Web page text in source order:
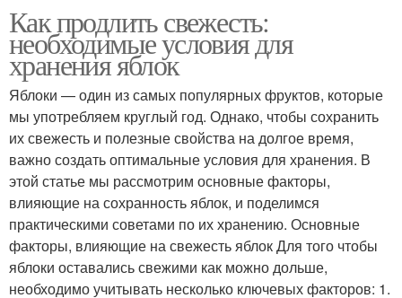
Как продлить свежесть:
необходимые условия для
хранения яблок
Яблоки — один из самых популярных фруктов, которые
мы употребляем круглый год. Однако, чтобы сохранить
их свежесть и полезные свойства на долгое время,
важно создать оптимальные условия для хранения. В
этой статье мы рассмотрим основные факторы,
влияющие на сохранность яблок, и поделимся
практическими советами по их хранению. Основные
факторы, влияющие на свежесть яблок Для того чтобы
яблоки оставались свежими как можно дольше,
необходимо учитывать несколько ключевых факторов: 1.